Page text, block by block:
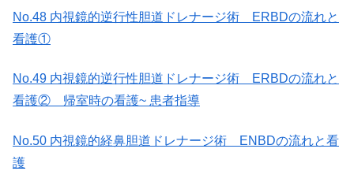
No.48 内視鏡的逆行性胆道ドレナージ術 ERBDの流れと
看護①
No.49 内視鏡的逆行性胆道ドレナージ術 ERBDの流れと
看護② 帰室時の看護~ 患者指導
No.50 内視鏡的経鼻胆道ドレナージ術 ENBDの流れと看
護